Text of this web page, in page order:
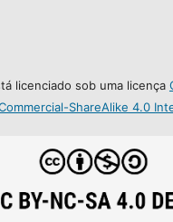
licenciado sob uma licença
ShareAlike 4.0